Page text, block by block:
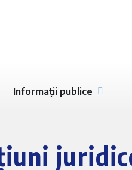
Informații publice